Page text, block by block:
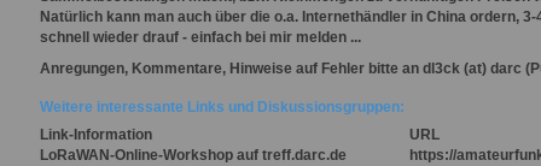
Natürlich kann man auch über die o.a. Internethändler in China ordern,
schnell wieder drauf - einfach bei mir melden ...
Anregungen, Kommentare, Hinweise auf Fehler bitte an dl3ck(at) darc
Weitere interessante Links und Diskussionsgruppen:
Link-Information
URL
LoRaWAN-Online-Workshop auf treff.darc.de
https://